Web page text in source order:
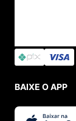
BAIXE O APP